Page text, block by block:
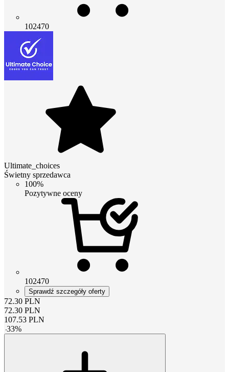
102470
Ultimate_choices
Świetny sprzedawca
100%
Pozytywne oceny
102470
Sprawdź szczegóły oferty
72.30 PLN
72.30 PLN
107.53 PLN
-33%